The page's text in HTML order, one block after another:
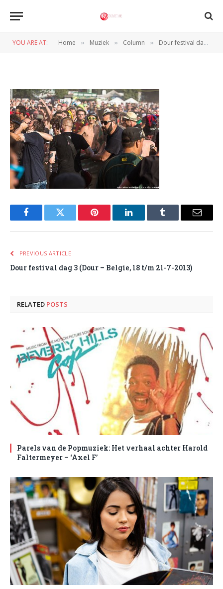
YOU ARE AT: Home » Muziek » Column » Dour festival dag 3 (Dour – Belgie, 18 t/m 21-7-2013)
FacebookTwitter Pinterest LinkedInTumblr Email
PREVIOUS ARTICLE
Dour festival dag 3 (Dour – Belgie, 18 t/m 21-7-2013)
RELATED POSTS
Parels van de Popmuziek: Het verhaal achter Harold
Faltermeyer – ‘Axel F’